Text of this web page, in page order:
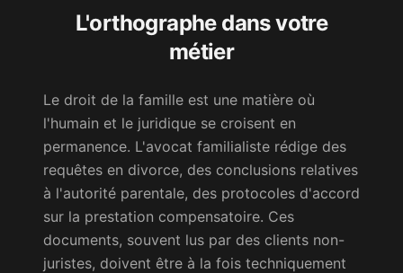
L'orthographe dans votre
métier
Le droit de la famille est une matière où
l'humain et le juridique se croisent en
permanence. L'avocat familialiste rédige des
requêtes en divorce, des conclusions relatives
à l'autorité parentale, des protocoles d'accord
sur la prestation compensatoire. Ces
documents, souvent lus par des clients non-
juristes, doivent être à la fois techniquement